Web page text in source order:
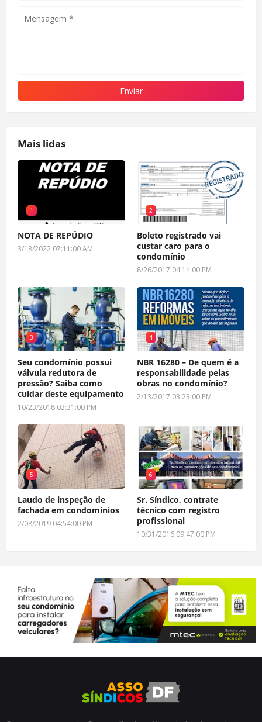
Mais lidas
1
NOTA DE REPÚDIO
3/18/2022 07:11:00 AM
2
Boleto registrado vai
custar caro para o
condomínio
8/26/2017 04:14:00 PM
3
Seu condomínio possui
válvula redutora de
pressão? Saiba como
cuidar deste equipamento
10/23/2018 03:31:00 PM
4
NBR 16280 – De quem é a
responsabilidade pelas
obras no condomínio?
2/13/2017 03:23:00 PM
5
Laudo de inspeção de
fachada em condomínios
2/08/2019 04:54:00 PM
6
Sr. Síndico, contrate
técnico com registro
profissional
10/31/2016 09:47:00 PM